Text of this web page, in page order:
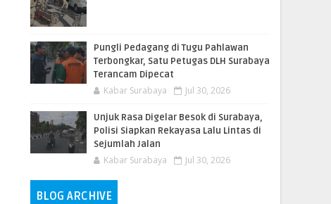
Pungli Pedagang di Tugu Pahlawan
Terbongkar, Satu Petugas DLH Surabaya
Terancam Dipecat
Kabar Surabaya Jul 30, 2026
Unjuk Rasa Digelar Besok di Surabaya,
Polisi Siapkan Rekayasa Lalu Lintas di
Sejumlah Jalan
Kabar Surabaya Jul 30, 2026
BLOG ARCHIVE